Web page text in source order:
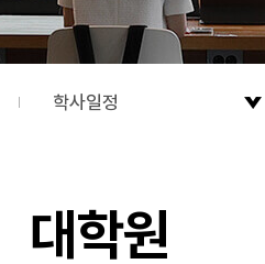
학사일정
대학원